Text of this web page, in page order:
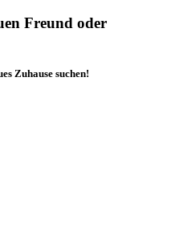
Freund oder
Zuhause suchen!